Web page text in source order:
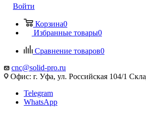
Войти
Корзина0
Избранные товары0
Сравнение товаров0
cnc@solid-pro.ru
Офис: г. Уфа, ул. Российская 104/1
Telegram
WhatsApp